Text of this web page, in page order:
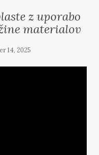
z uporabo
materialov
14, 2025